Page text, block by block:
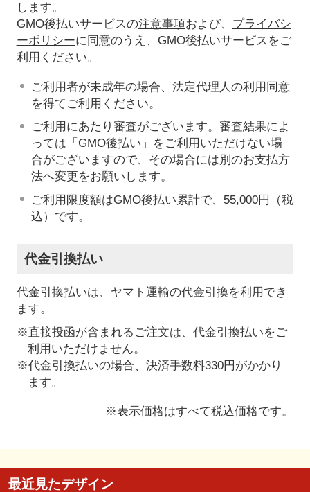
します。
GMO後払いサービスの注意事項および、 プライバシ
ーポリシーに同意のうえ、GMO後払いサービスをご
利用ください。
ご利用者が未成年の場合、法定代理人の利用同意
を得てご利用ください。
ご利用にあたり審査がございます。審査結果によ
っては「GMO後払い」をご利用いただけない場
合がございますので、その場合には別のお支払方
法へ変更をお願いします。
ご利用限度額はGMO後払い累計で、55,000円（税
込）です。
代金引換払い
代金引換払いは、ヤマト運輸の代金引換を利用でき
ます。
※直接投函が含まれるご注文は、代金引換払いをご
利用いただけません。
※代金引換払いの場合、決済手数料330円がかかり
ます。
※表示価格はすべて税込価格です。
最近見たデザイン